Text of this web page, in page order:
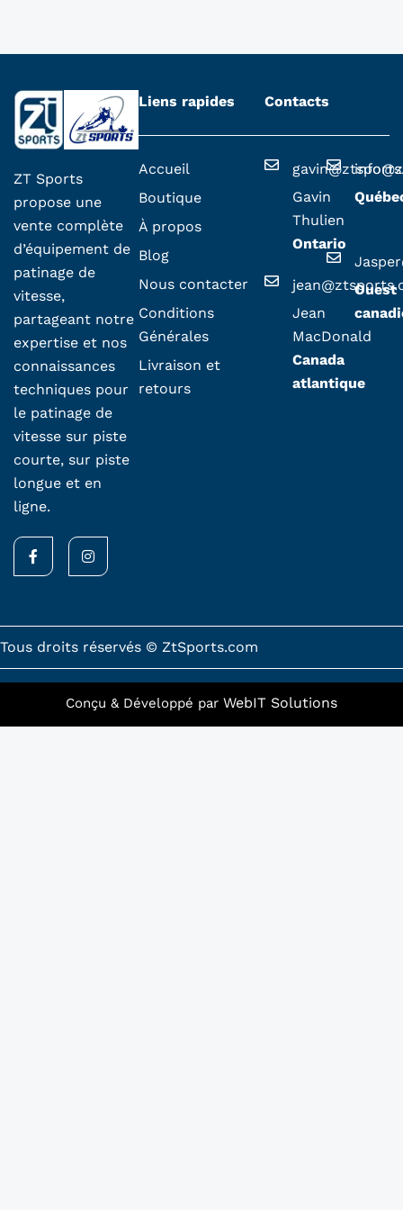
ZT Sports
propose une
vente complète
d’équipement de
patinage de
vitesse,
partageant notre
expertise et nos
connaissances
techniques pour
le patinage de
vitesse sur piste
courte, sur piste
longue et en
ligne.
F
a
c
o
k
f
I
n
s
r
a
m
Liens rapides
Accueil
Boutique
À propos
Blog
Nous contacter
Conditions
Générales
Livraison et
retours
Contacts
Gavin
Thulien
Ontario
Jean
MacDonald
Canada
atlantique
Ouest
Tous droits réservés © ZtSports.com
Conçu & Développé par WebIT Solutions